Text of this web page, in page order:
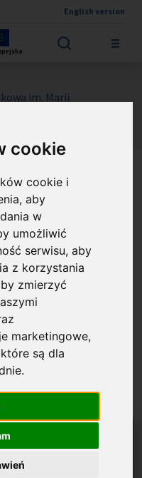
cookie
cookie i
aby
w
umożliwić
serwisu,aby
z korzystania
zmierzyć
marketingowe,
są dla
.
English version
im. Marii
Polsko-
i
Krystian